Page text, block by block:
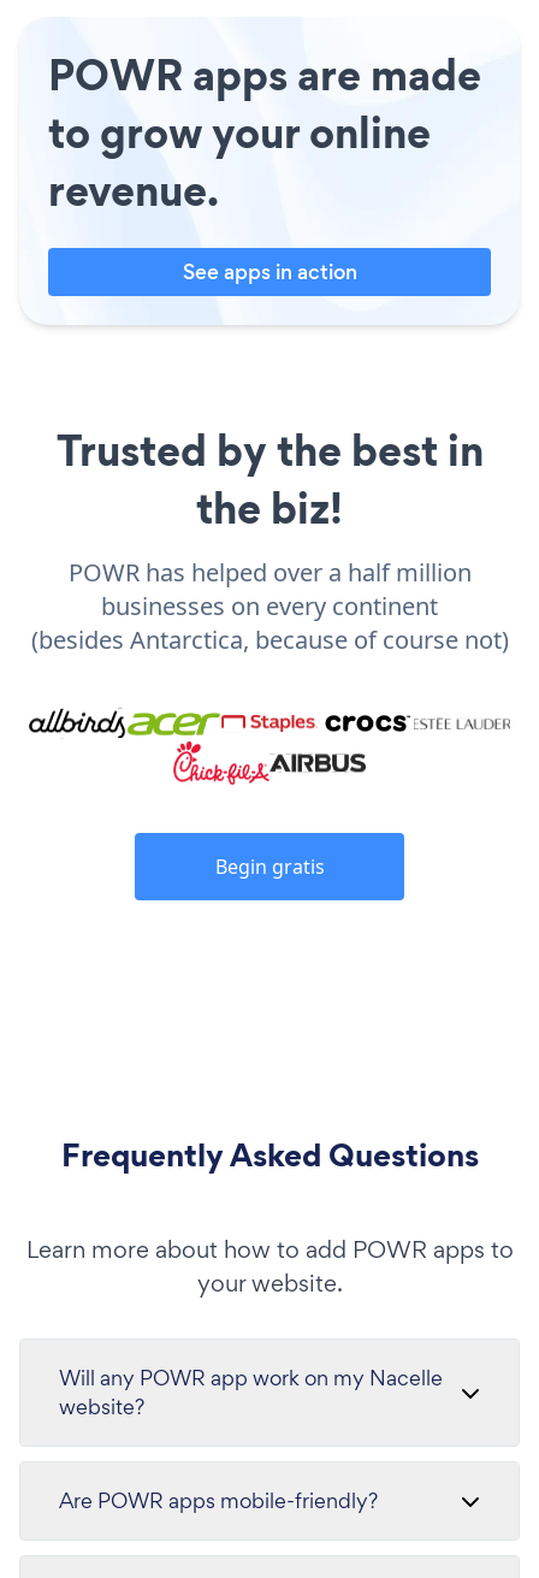
POWR apps are made
to grow your online
revenue.
See apps in action
Trusted by the best in
the biz!
POWR has helped over a half million
businesses on every continent
(besides Antarctica, because of course not)
Begin gratis
Frequently Asked Questions
Learn more about how to add POWR apps to
your website.
Will any POWR app work on my Nacelle
website?
Are POWR apps mobile-friendly?